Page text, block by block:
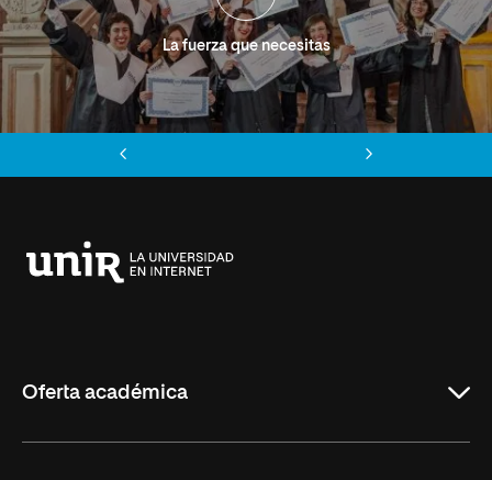
La fuerza que necesitas
Oferta académica